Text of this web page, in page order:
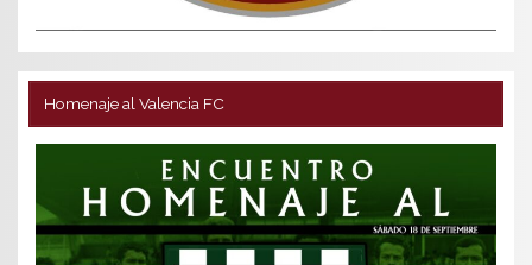
Homenaje al Valencia FC